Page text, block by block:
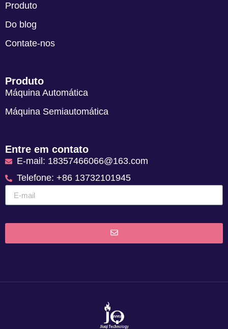
Produto
Do blog
Contate-nos
Produto
Máquina Automática
Máquina Semiautomática
Entre em contato
E-mail: 18357466066@163.com
Telefone: +86 13732101945